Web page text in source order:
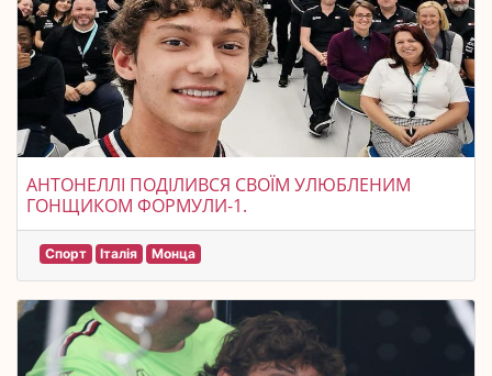
АНТОНЕЛЛІ ПОДІЛИВСЯ СВОЇМ УЛЮБЛЕНИМ
ГОНЩИКОМ ФОРМУЛИ-1.
Спорт Італія Монца